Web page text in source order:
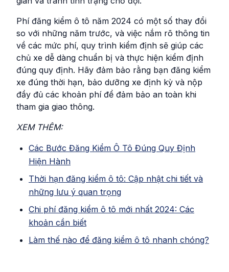
Phí đăng kiểm ô tô năm 2024 có một số thay đổi
so với những năm trước, và việc nắm rõ thông tin
về các mức phí, quy trình kiểm định sẽ giúp các
chủ xe dễ dàng chuẩn bị và thực hiện kiểm định
đúng quy định. Hãy đảm bảo rằng bạn đăng kiểm
xe đúng thời hạn, bảo dưỡng xe định kỳ và nộp
đầy đủ các khoản phí để đảm bảo an toàn khi
tham gia giao thông.
XEM THÊM:
Các Bước Đăng Kiểm Ô Tô Đúng Quy Định
Hiện Hành
Thời hạn đăng kiểm ô tô: Cập nhật chi tiết và
những lưu ý quan trọng
Chi phí đăng kiểm ô tô mới nhất 2024: Các
khoản cần biết
Làm thế nào để đăng kiểm ô tô nhanh chóng?